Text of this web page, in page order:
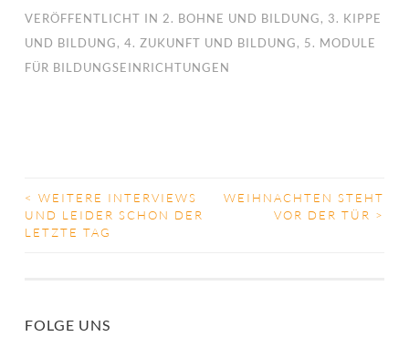
VERÖFFENTLICHT IN 2. BOHNE UND BILDUNG, 3. KIPPE
UND BILDUNG, 4. ZUKUNFT UND BILDUNG, 5. MODULE
FÜR BILDUNGSEINRICHTUNGEN
BEITRAGS-
NAVIGATION
< WEITERE INTERVIEWS
UND LEIDER SCHON DER
LETZTE TAG
WEIHNACHTEN STEHT
VOR DER TÜR >
FOLGE UNS